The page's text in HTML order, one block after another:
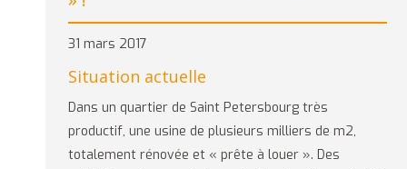
31 mars 2017
Situation actuelle
Dans un quartier de Saint Petersbourg très
productif, une usine de plusieurs milliers de m2,
totalement rénovée et « prête à louer ». Des